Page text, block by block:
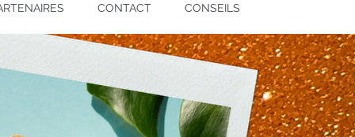
CONTACT CONSEILS